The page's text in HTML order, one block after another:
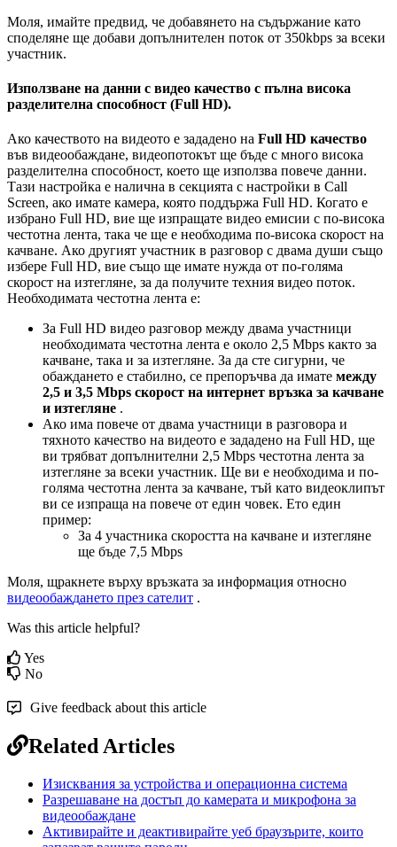
Моля, имайте предвид, че добавянето на съдържание като
споделяне ще добави допълнителен поток от 350kbps за всеки
участник.
Използване на данни с видео качество с пълна висока
разделителна способност (Full HD).
Ако качеството на видеото е зададено на Full HD качество
във видеообаждане, видеопотокът ще бъде с много висока
разделителна способност, което ще използва повече данни.
Тази настройка е налична в секцията с настройки в Call
Screen, ако имате камера, която поддържа Full HD. Когато е
избрано Full HD, вие ще изпращате видео емисии с по-висока
честотна лента, така че ще е необходима по-висока скорост на
качване. Ако другият участник в разговор с двама души също
избере Full HD, вие също ще имате нужда от по-голяма
скорост на изтегляне, за да получите техния видео поток.
Необходимата честотна лента е:
За Full HD видео разговор между двама участници
необходимата честотна лента е около 2,5 Mbps както за
качване, така и за изтегляне. За да сте сигурни, че
обаждането е стабилно, се препоръчва да имате между
2,5 и 3,5 Mbps скорост на интернет връзка за качване
и изтегляне .
Ако има повече от двама участници в разговора и
тяхното качество на видеото е зададено на Full HD, ще
ви трябват допълнителни 2,5 Mbps честотна лента за
изтегляне за всеки участник. Ще ви е необходима и по-
голяма честотна лента за качване, тъй като видеоклипът
ви се изпраща на повече от един човек. Ето един
пример:
За 4 участника скоростта на качване и изтегляне
ще бъде 7,5 Mbps
Моля, щракнете върху връзката за информация относно
видеообаждането през сателит .
Was this article helpful?
Yes
No
Give feedback about this article
Related Articles
Изисквания за устройства и операционна система
Разрешаване на достъп до камерата и микрофона за
видеообаждане
Активирайте и деактивирайте уеб браузърите, които